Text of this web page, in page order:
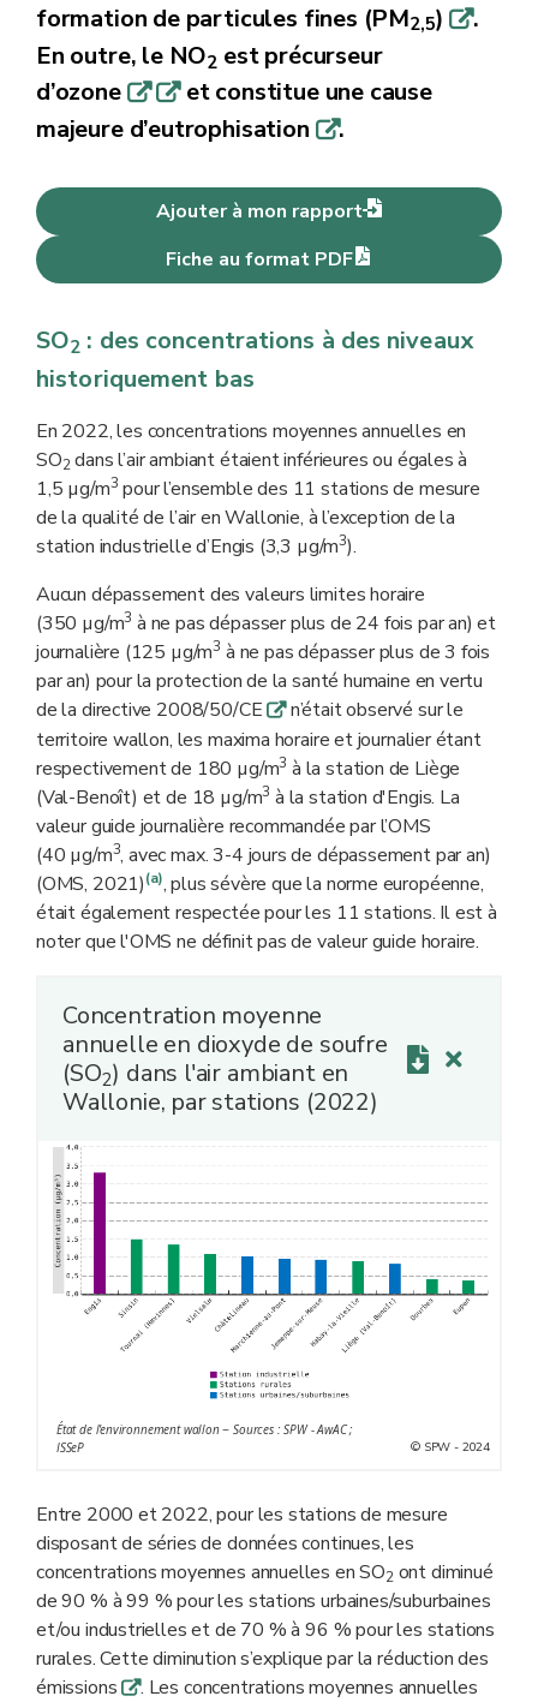
formation de particules fines (PM2,5)q.
En outre, le NO2 est précurseur
d’ozone q qet constitue une cause
majeure d’eutrophisation q.
Ajouter à mon rapport
Fiche au format PDF
SO2 : des concentrations à des niveaux
historiquement bas
En 2022, les concentrations moyennes annuelles en
SO2 dans l’air ambiant étaient inférieures ou égales à
1,5 µg/m3 pour l’ensemble des 11 stations de mesure
de la qualité de l’air en Wallonie, à l’exception de la
station industrielle d’Engis (3,3 µg/m3).
Aucun dépassement des valeurs limites horaire
(350 µg/m3 à ne pas dépasser plus de 24 fois par an) et
journalière (125 µg/m3 à ne pas dépasser plus de 3 fois
par an) pour la protection de la santé humaine en vertu
de la directive 2008/50/CEqn’était observé sur le
territoire wallon, les maxima horaire et journalier étant
respectivement de 180 µg/m3 à la station de Liège
(Val-Benoît) et de 18 µg/m3 à la station d'Engis. La
valeur guide journalière recommandée par l’OMS
(40 µg/m3, avec max. 3-4 jours de dépassement par an)
(OMS, 2021)(a), plus sévère que la norme européenne,
était également respectée pour les 11 stations. Il est à
noter que l'OMS ne définit pas de valeur guide horaire.
Concentration moyenne
annuelle en dioxyde de soufre
(SO2) dans l'air ambiant en
Wallonie, par stations (2022)
État de l'environnement wallon − Sources : SPW - AwAC ;
ISSeP
© SPW - 2024
Entre 2000 et 2022, pour les stations de mesure
disposant de séries de données continues, les
concentrations moyennes annuelles en SO2 ont diminué
de 90 % à 99 % pour les stations urbaines/suburbaines
et/ou industrielles et de 70 % à 96 % pour les stations
rurales. Cette diminution s’explique par la réduction des
émissionsq. Les concentrations moyennes annuelles